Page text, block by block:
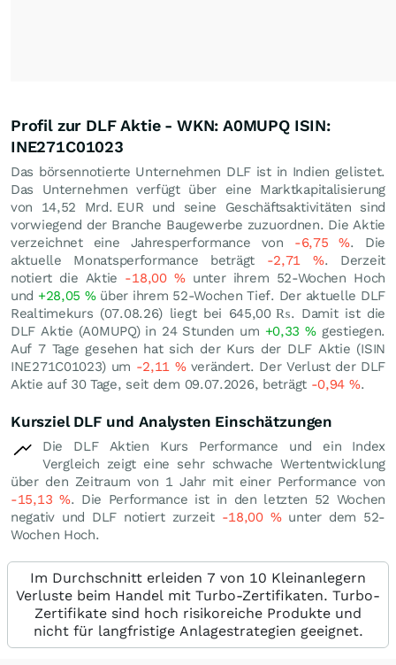
Profil zur DLF Aktie - WKN: A0MUPQ ISIN:
INE271C01023
Das börsennotierte Unternehmen DLF ist in Indien gelistet.
Das Unternehmen verfügt über eine Marktkapitalisierung
von 14,52 Mrd. EUR und seine Geschäftsaktivitäten sind
vorwiegend der Branche Baugewerbe zuzuordnen. Die Aktie
verzeichnet eine Jahresperformance von -6,75%. Die
aktuelle Monatsperformance beträgt -2,71 %. Derzeit
notiert die Aktie -18,00 %unter ihrem 52-Wochen Hoch
und +28,05 %über ihrem 52-Wochen Tief. Der aktuelle DLF
Realtimekurs (07.08.26) liegt bei 645,00 ₨. Damit ist die
DLF Aktie (A0MUPQ) in 24 Stunden um +0,33%gestiegen.
Auf 7 Tage gesehen hat sich der Kurs der DLF Aktie (ISIN
INE271C01023) um -2,11 %verändert. Der Verlust der DLF
Aktie auf 30 Tage, seit dem 09.07.2026, beträgt -0,94 %.
Kursziel DLF und Analysten Einschätzungen
Die DLF Aktien Kurs Performance und ein Index
Vergleich zeigt eine sehr schwache Wertentwicklung
über den Zeitraum von 1 Jahr mit einer Performance von
-15,13 %. Die Performance ist in den letzten 52 Wochen
negativ und DLF notiert zurzeit -18,00 %unter dem 52-
Wochen Hoch.
Im Durchschnitt erleiden 7 von 10 Kleinanlegern
Verluste beim Handel mit Turbo-Zertifikaten. Turbo-
Zertifikate sind hoch risikoreiche Produkte und
nicht für langfristige Anlagestrategien geeignet.